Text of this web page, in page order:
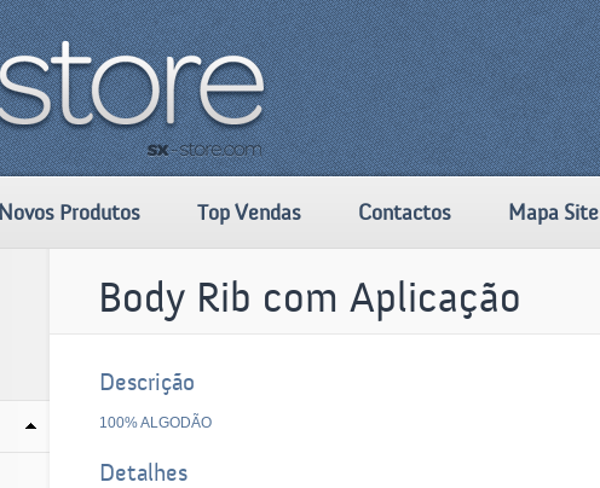
Novos Produtos Top Vendas Contactos Mapa Site
Body Rib com Aplicação
Descrição
100% ALGODÃO
Detalhes